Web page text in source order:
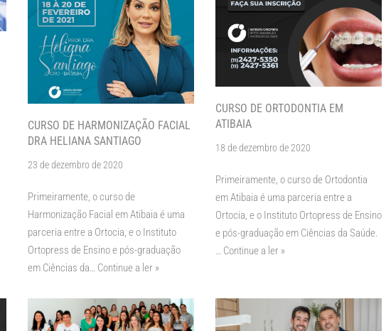
CURSO DE HARMONIZAÇÃO FACIAL
DRA HELIANA SANTIAGO
23 de dezembro de 2020
Primeiramente, o curso de
Harmonização Facial em Atibaia é uma
parceria entre a Ortocia, e o Instituto
Ortopress de Ensino e pós-graduação
em Ciências da… Continue a ler »
CURSO DE ORTODONTIA EM
ATIBAIA
18 de dezembro de 2020
Primeiramente, o curso de Ortodontia
em Atibaia é uma parceria entre a
Ortocia, e o Instituto Ortopress de Ensino
e pós-graduação em Ciências da Saúde.
… Continue a ler »